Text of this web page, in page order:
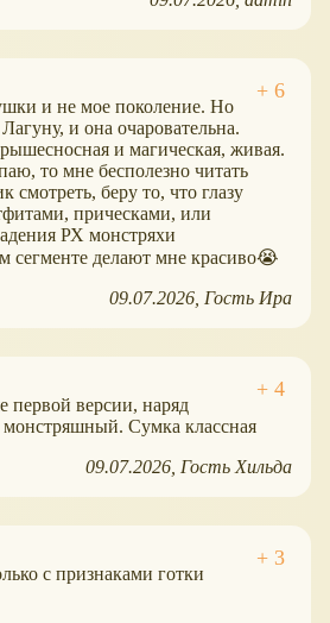
и не мое поколение. Но
и она очаровательна.
и магическая, живая.
то мне бесполезно читать
смотреть, беру то, что глазу
прическами, или
РХ монстряхи
сегменте делают мне красиво😭
09.07.2026 Гость Ира
первой версии, наряд
Сумка классная
09.07.2026 Гость Хильда
с признаками готки